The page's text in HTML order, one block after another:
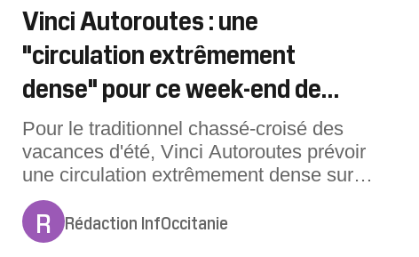
Vinci Autoroutes : une
"circulation extrêmement
dense" pour ce week-end de
chassé-croisé
Pour le traditionnel chassé-croisé des
vacances d'été, Vinci Autoroutes prévoir
une circulation extrêmement dense sur
son réseau.Chassé-croisé rime
généralement avec trafic très important.
Ce week-end du 31 juillet au 2 août
R Rédaction InfOccitanie